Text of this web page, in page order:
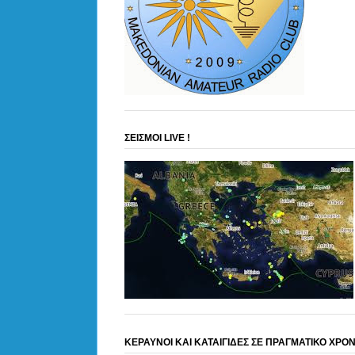
ΣΕΙΣΜΟΙ LIVE !
ΚΕΡΑΥΝΟΙ ΚΑΙ ΚΑΤΑΙΓΙΔΕΣ ΣΕ ΠΡΑΓΜΑΤΙΚΟ